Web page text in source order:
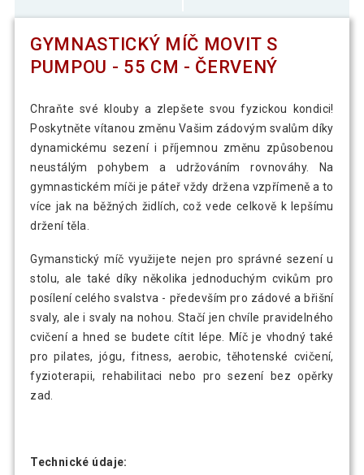
GYMNASTICKÝ MÍČ MOVIT S
PUMPOU - 55 CM - ČERVENÝ
Chraňte své klouby a zlepšete svou fyzickou kondici!
Poskytněte vítanou změnu Vašim zádovým svalům díky
dynamickému sezení i příjemnou změnu způsobenou
neustálým pohybem a udržováním rovnováhy. Na
gymnastickém míči je páteř vždy držena vzpřímeně a to
více jak na běžných židlích, což vede celkově k lepšímu
držení těla.
Gymanstický míč využijete nejen pro správné sezení u
stolu, ale také díky několika jednoduchým cvikům pro
posílení celého svalstva - především pro zádové a břišní
svaly, ale i svaly na nohou. Stačí jen chvíle pravidelného
cvičení a hned se budete cítit lépe. Míč je vhodný také
pro pilates, jógu, fitness, aerobic, těhotenské cvičení,
fyzioterapii, rehabilitaci nebo pro sezení bez opěrky
zad.
Technické údaje: